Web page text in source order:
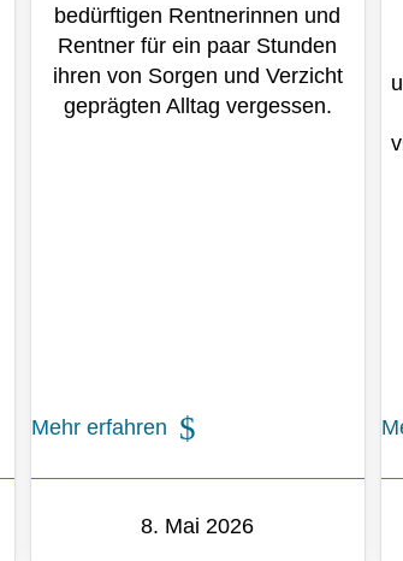
bedürftigen Rentnerinnen und
Rentner für ein paar Stunden
ihren von Sorgen und Verzicht
geprägten Alltag vergessen.
Mehr erfahren
8. Mai 2026